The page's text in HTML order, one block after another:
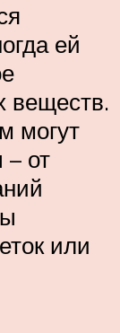
ей
веществ.
могут
от
или